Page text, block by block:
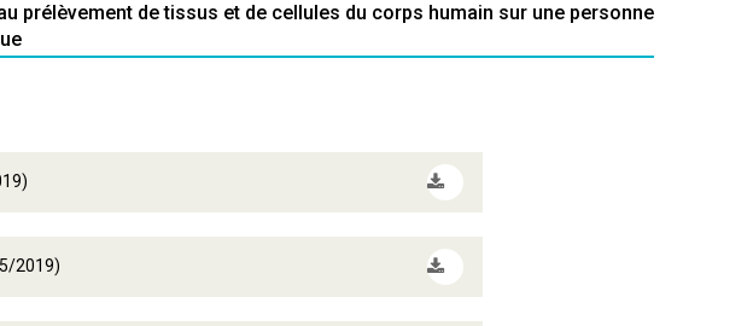
prélèvement de tissus et de cellules du corps humain sur une personne
2019)